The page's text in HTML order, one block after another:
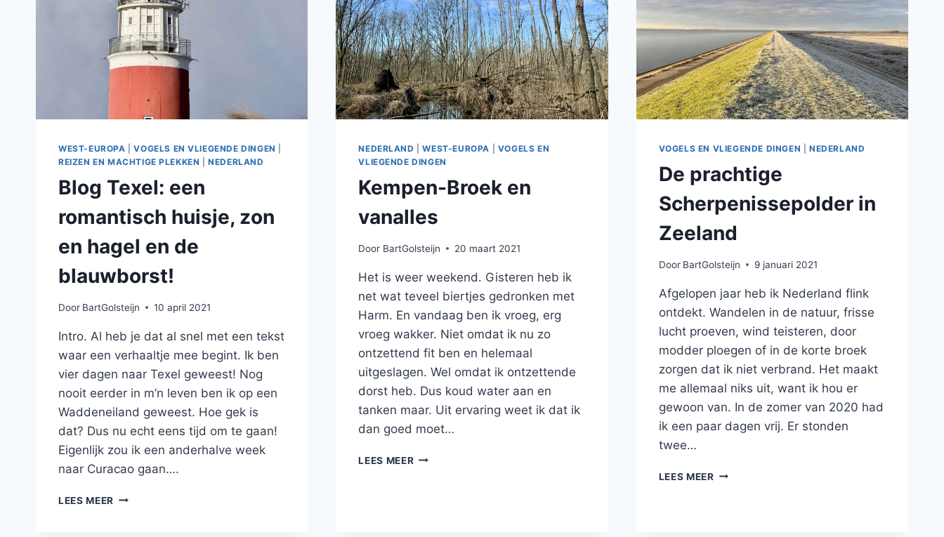
WEST-EUROPA |VOGELS EN VLIEGENDE DINGEN
REIZEN EN MACHTIGE PLEKKEN |NEDERLAND
Blog Texel: een
romantisch huisje, zon
en hagel en de
blauwborst!
Door BartGolsteijn 10 april 2021
Intro. Al heb je dat al snel met een tekst
waar een verhaaltje mee begint. Ik ben
vier dagen naar Texel geweest! Nog
nooit eerder in m’n leven ben ik op een
Waddeneiland geweest. Hoe gek is
dat? Dus nu echt eens tijd om te gaan!
Eigenlijk zou ik een anderhalve week
naar Curacao gaan….
LEES MEER BLOG
NEDERLAND |WEST-EUROPA
VOGELS EN
VLIEGENDE DINGEN
Kempen-Broek en
vanalles
Door BartGolsteijn 20 maart 2021
Het is weer weekend. Gisteren heb ik
net wat teveel biertjes gedronken met
Harm. En vandaag ben ik vroeg, erg
vroeg wakker. Niet omdat ik nu zo
ontzettend fit ben en helemaal
uitgeslagen. Wel omdat ik ontzettende
dorst heb. Dus koud water aan en
tanken maar. Uit ervaring weet ik dat ik
dan goed moet…
LEES MEERKEMPEN-
VOGELS EN VLIEGENDE DINGEN NEDERLAND
De prachtige
Scherpenissepolder in
Zeeland
Door BartGolsteijn 9 januari 2021
Afgelopen jaar heb ik Nederland flink
ontdekt. Wandelen in de natuur, frisse
lucht proeven, wind teisteren, door
modder ploegen of in de korte broek
zorgen dat ik niet verbrand. Het maakt
me allemaal niks uit, want ik hou er
gewoon van. In de zomer van 2020 had
ik een paar dagen vrij. Er stonden
twee…
LEES MEERDE